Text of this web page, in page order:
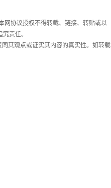
网协议授权不得转载、链接、转贴或以
责任。
其观点或证实其内容的真实性。如转载